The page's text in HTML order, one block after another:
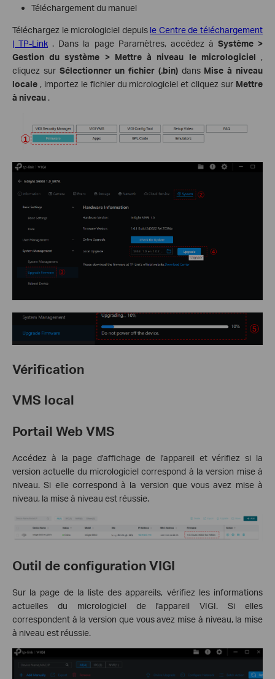
Téléchargement du manuel
Téléchargez le micrologiciel depuis le Centre de téléchargement
| TP-Link . Dans la page Paramètres, accédez à Système >
Gestion du système > Mettre à niveau le micrologiciel ,
cliquez sur Sélectionner un fichier (.bin)dans Mise à niveau
locale , importez le fichier du micrologiciel et cliquez sur Mettre
à niveau .
Vérification
VMS local
Portail Web VMS
Accédez à la page d'affichage de l'appareil et vérifiez si la
version actuelle du micrologiciel correspond à la version mise à
niveau. Si elle correspond à la version que vous avez mise à
niveau, la mise à niveau est réussie.
Outil de configuration VIGI
Sur la page de la liste des appareils, vérifiez les informations
actuelles du micrologiciel de l'appareil VIGI. Si elles
correspondent à la version que vous avez mise à niveau, la mise
à niveau est réussie.